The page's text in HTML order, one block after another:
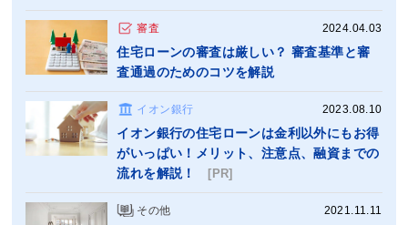
審査 2024.04.03
住宅ローンの審査は厳しい？ 審査基準と審
査通過のためのコツを解説
イオン銀行 2023.08.10
イオン銀行の住宅ローンは金利以外にもお得
がいっぱい！メリット、注意点、融資までの
流れを解説！
[PR]
その他 2021.11.11